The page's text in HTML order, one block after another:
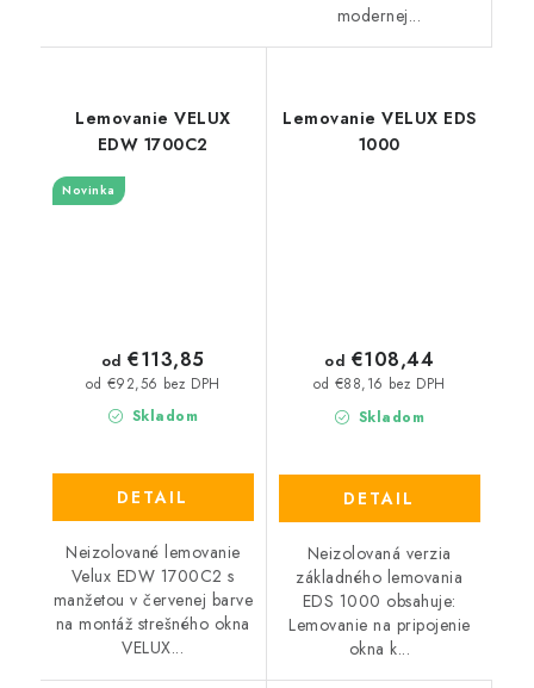
modernej...
Lemovanie VELUX
EDW 1700C2
Novinka
Skladom
od €92,56 bez DPH
od €113,85
DETAIL
Neizolované lemovanie
Velux EDW 1700C2 s
manžetou v červenej barve
na montáž strešného okna
VELUX...
Lemovanie VELUX EDS
1000
Skladom
od €88,16 bez DPH
od €108,44
DETAIL
Neizolovaná verzia
základného lemovania
EDS 1000 obsahuje:
Lemovanie na pripojenie
okna k...